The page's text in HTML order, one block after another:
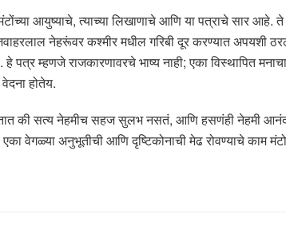
आयुष्याचे, त्याच्या लिखाणाचे आणि या पत्राचे सार आहे.
नेहरूंवर कश्मीर मधील गरिबी दूर करण्यात अपयशी
म्हणजे राजकारणावरचे भाष्य नाही; एका विस्थापित
होतेय.
की सत्य नेहमीच सहज सुलभ नसतं, आणि हसणंही नेहमी
वेगळ्या अनुभूतीची आणि दृष्टिकोनाची मेढ रोवण्याचे काम